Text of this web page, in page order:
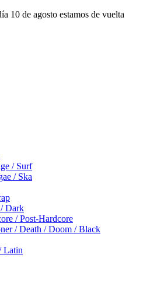
10 de agosto estamos de vuelta
/ Surf
/ Ska
Dark
/ Post-Hardcore
/ Death / Doom / Black
Latin